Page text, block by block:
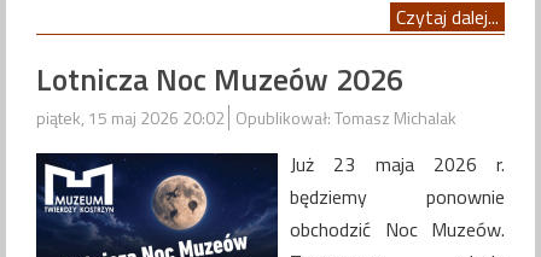
Czytaj dalej...
Lotnicza Noc Muzeów 2026
piątek, 15 maj 2026 20:02 Opublikował: Tomasz Michalak
Już 23 maja 2026 r.
będziemy ponownie
obchodzić Noc Muzeów.